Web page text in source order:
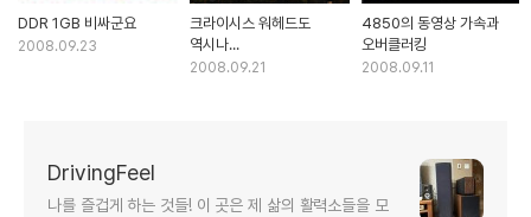
DDR 1GB 비싸군요
2008.09.23
크라이시스 워헤드도
역시나...
2008.09.21
4850의 동영상 가속과
오버클러킹
2008.09.11
DrivingFeel
나를 즐겁게 하는 것들! 이 곳은 제 삶의 활력소들을 모